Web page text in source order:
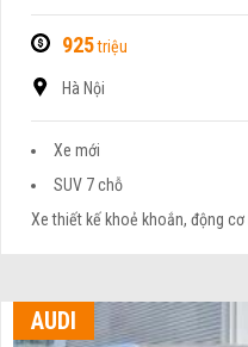
925triệu
Hà Nội
Xe mới
SUV 7 chỗ
Xe thiết kế khoẻ khoắn, động
AUDI